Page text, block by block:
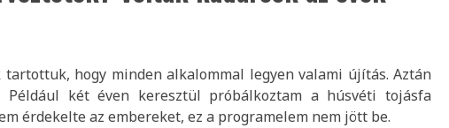
hogy minden alkalommal legyen valami újítás. Aztán
két éven keresztül próbálkoztam a húsvéti tojásfa
érdekelte az embereket, ez a programelem nem jött be.